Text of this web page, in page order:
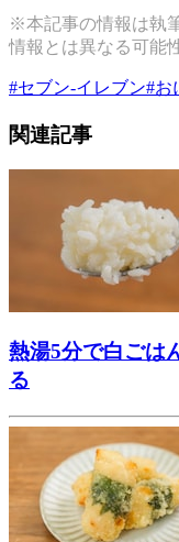
※本記事の情報は執
情報とは異なる可能
#セブン-イレブン#お
関連記事
熱湯5分で白ごは
る